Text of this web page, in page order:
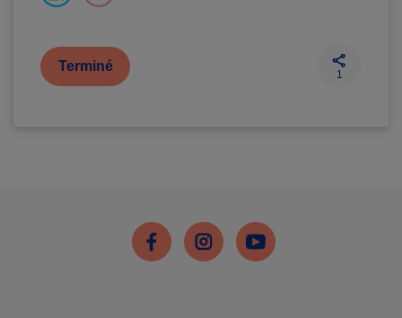
Terminé
1
FacebookInstagramYoutube